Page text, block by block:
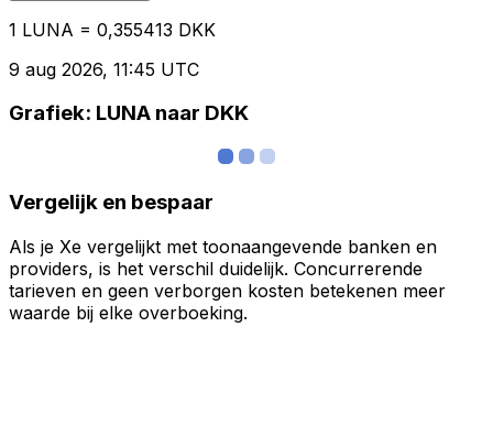
1 LUNA = 0,355413 DKK
9 aug 2026, 11:45 UTC
Grafiek: LUNA naar DKK
Vergelijk en bespaar
Als je Xe vergelijkt met toonaangevende banken en
providers, is het verschil duidelijk. Concurrerende
tarieven en geen verborgen kosten betekenen meer
waarde bij elke overboeking.